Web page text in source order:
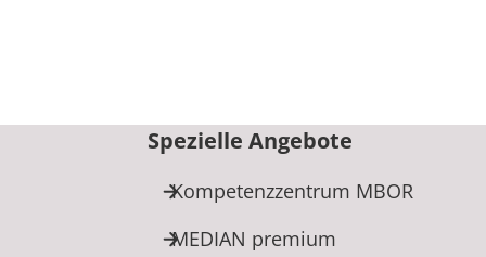
Spezielle Angebote
Kompetenzzentrum MBOR
MEDIAN premium